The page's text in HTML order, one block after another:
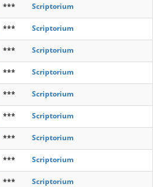
*** Scriptorium
*** Scriptorium
*** Scriptorium
*** Scriptorium
*** Scriptorium
*** Scriptorium
*** Scriptorium
*** Scriptorium
*** Scriptorium